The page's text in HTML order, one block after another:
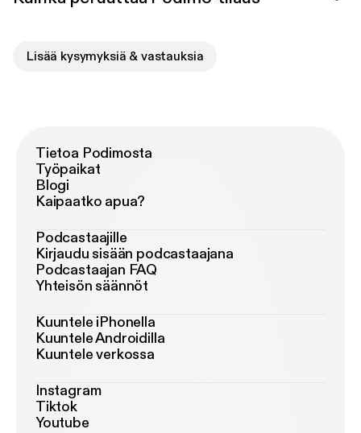
Lisää kysymyksiä & vastauksia
Tietoa Podimosta
Työpaikat
Blogi
Kaipaatko apua?
Podcastaajille
Kirjaudu sisään podcastaajana
Podcastaajan FAQ
Yhteisön säännöt
Kuuntele iPhonella
Kuuntele Androidilla
Kuuntele verkossa
Instagram
Tiktok
Youtube